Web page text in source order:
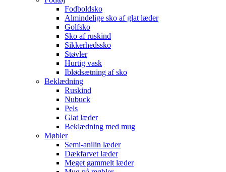
Fodboldsko
Almindelige sko af glat læder
Golfsko
Sko af ruskind
Sikkerhedssko
Støvler
Hurtig vask
Iblødsætning af sko
Beklædning
Ruskind
Nubuck
Pels
Glat læder
Beklædning med mug
Møbler
Semi-anilin læder
Dækfarvet læder
Meget gammelt læder